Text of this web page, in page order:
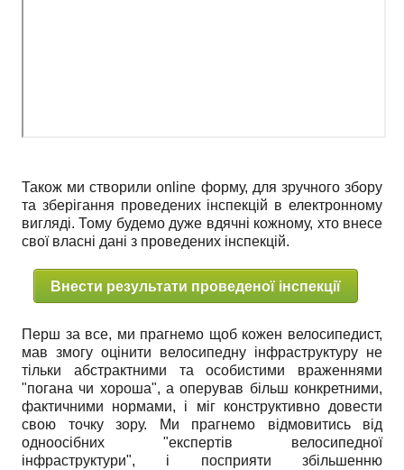
Також ми створили online форму, для зручного збору
та зберігання проведених інспекцій в електронному
вигляді. Тому будемо дуже вдячні кожному, хто внесе
свої власні дані з проведених інспекцій.
Внести результати проведеної інспекції
Перш за все, ми прагнемо щоб кожен велосипедист,
мав змогу оцінити велосипедну інфраструктуру не
тільки абстрактними та особистими враженнями
"погана чи хороша", а оперував більш конкретними,
фактичними нормами, і міг конструктивно довести
свою точку зору. Ми прагнемо відмовитись від
одноосібних "експертів велосипедної
інфраструктури", і посприяти збільшенню